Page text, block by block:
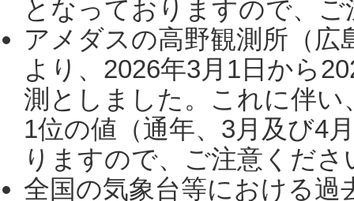
となっておりますので、
アメダスの高野観測所（
より、2026年3月1日から
測としました。これに伴い
1位の値（通年、3月及び4
りますので、ご注意くだ
全国の気象台等における過